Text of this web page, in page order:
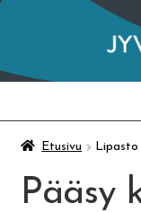
Taidemuseo &
Suomen
Etusivu
Pääsy